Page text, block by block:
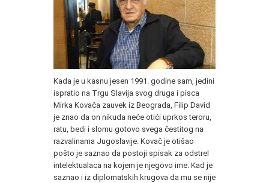
Kada je u kasnu jesen 1991. godine sam, jedini
ispratio na Trgu Slavija svog druga i pisca
Mirka Kovača zauvek iz Beograda, Filip David
je znao da on nikuda neće otići uprkos teroru,
ratu, bedi i slomu gotovo svega čestitog na
razvalinama Jugoslavije. Kovač je otišao
pošto je saznao da postoji spisak za odstrel
intelektualaca na kojem je njegovo ime. Kad je
saznao i iz diplomatskih krugova da mu se nije